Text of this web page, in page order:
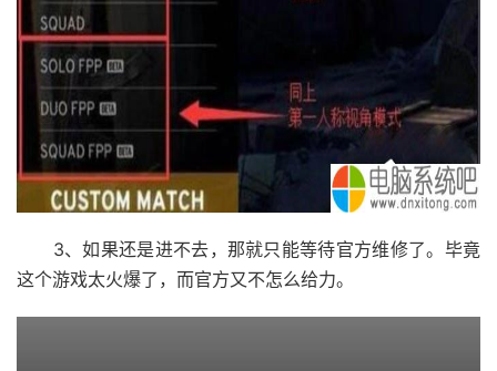
3、如果还是进不去，那就只能等待官方维修了。毕竟
这个游戏太火爆了，而官方又不怎么给力。